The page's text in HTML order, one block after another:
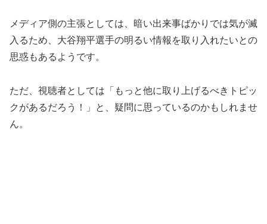
入るため、大谷翔平選手の明るい情報を取り入れたいとの
思惑もあるようです。
クがあるだろう！」と、疑問に思っているのかもしれませ
ん。